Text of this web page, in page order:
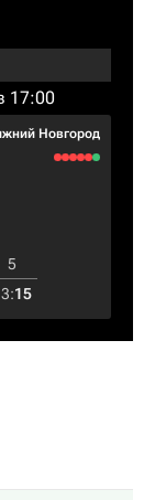
17:00
Новгород
5
:15